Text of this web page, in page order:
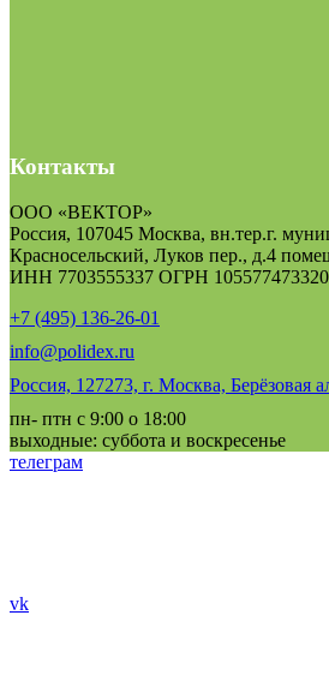
Контакты
ООО «ВЕКТОР»
Россия, 107045 Москва, вн.тер.г.
Красносельский, Луков пер., д.4
ИНН 7703555337 ОГРН
+7 (495) 136-26-01
info@polidex.ru
Россия, 127273, г. Москва, Берёзовая
пн- птн с 9:00 о 18:00
выходные: суббота и воскресенье
телеграм
vk